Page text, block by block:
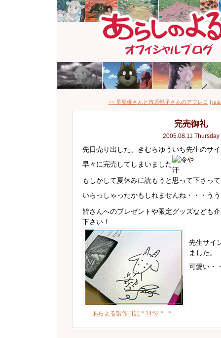
<< 早見優さんと市原悦子さんのアフレコ |
完売御礼
2005.08.11 Thursday
先日売り出した、きむらゆういち先生のサ
早々に完売してしまいました
もしかして夏休みに読もうと思って下さっ
いらっしゃったかもしれませんね・・・う
皆さんへのプレゼントや限定グッズなども
下さい！
先生サイ
ました。
可愛い・
あらよる製作日記 * 14:52 * - * -